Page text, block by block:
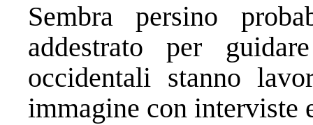
Sembra persino
addestrato per
occidentali stanno
immagine con interviste